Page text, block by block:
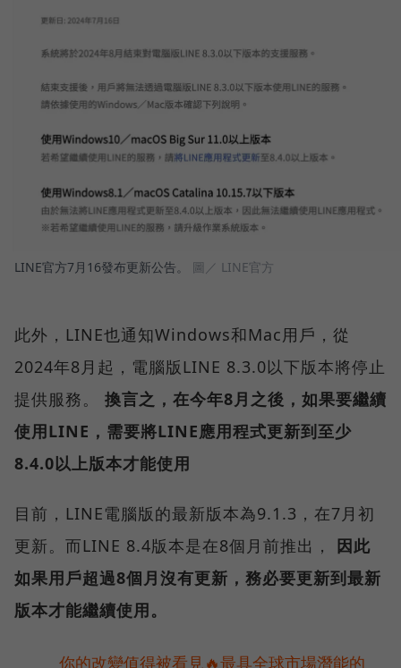
LINE官方7月16發布更新公告。 圖／ LINE官方
此外，LINE也通知Windows和Mac用戶，從
2024年8月起，電腦版LINE 8.3.0以下版本將停止
提供服務。 換言之，在今年8月之後，如果要繼續
使用LINE，需要將LINE應用程式更新到至少
8.4.0以上版本才能使用
目前，LINE電腦版的最新版本為9.1.3，在7月初
更新。而LINE 8.4版本是在8個月前推出， 因此
如果用戶超過8個月沒有更新，務必要更新到最新
版本才能繼續使用。
你的改變值得被看見🔥最具全球市場潛能的